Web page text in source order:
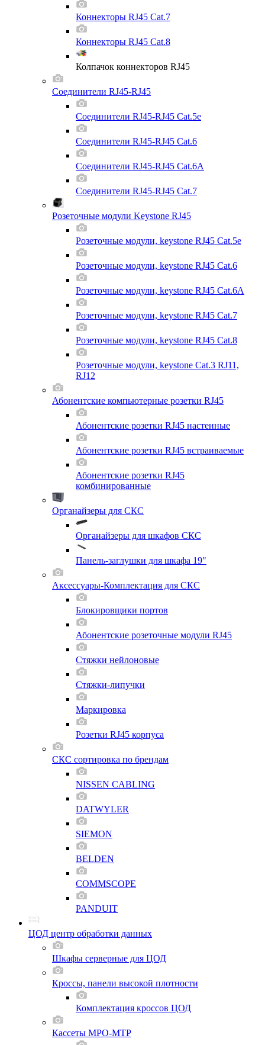
Коннекторы RJ45 Cat.7
Коннекторы RJ45 Cat.8
Колпачок коннекторов RJ45
Соединители RJ45-RJ45
Соединители RJ45-RJ45 Cat.5e
Соединители RJ45-RJ45 Cat.6
Соединители RJ45-RJ45 Cat.6A
Соединители RJ45-RJ45 Cat.7
Розеточные модули Keystone RJ45
Розеточные модули, keystone RJ45 Cat.5e
Розеточные модули, keystone RJ45 Cat.6
Розеточные модули, keystone RJ45 Cat.6A
Розеточные модули, keystone RJ45 Cat.7
Розеточные модули, keystone RJ45 Cat.8
Розеточные модули, keystone Cat.3 RJ11,
RJ12
Абонентские компьютерные розетки RJ45
Абонентские розетки RJ45 настенные
Абонентские розетки RJ45 встраиваемые
Абонентские розетки RJ45
комбинированные
Органайзеры для СКС
Органайзеры для шкафов СКС
Панель-заглушки для шкафа 19"
Аксессуары-Комплектация для СКС
Блокировщики портов
Абонентские розеточные модули RJ45
Стяжки нейлоновые
Стяжки-липучки
Маркировка
Розетки RJ45 корпуса
СКС сортировка по брендам
NISSEN CABLING
DATWYLER
SIEMON
BELDEN
COMMSCOPE
PANDUIT
ЦОД центр обработки данных
Шкафы серверные для ЦОД
Кроссы, панели высокой плотности
Комплектация кроссов ЦОД
Кассеты MPO-MTP